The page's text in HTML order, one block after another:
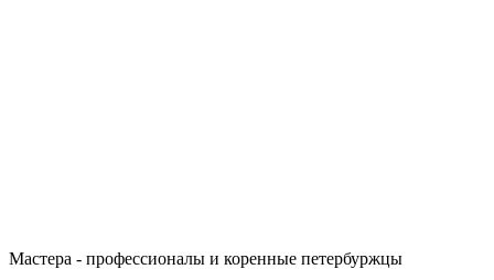
Мастера - профессионалы и коренные петербуржцы